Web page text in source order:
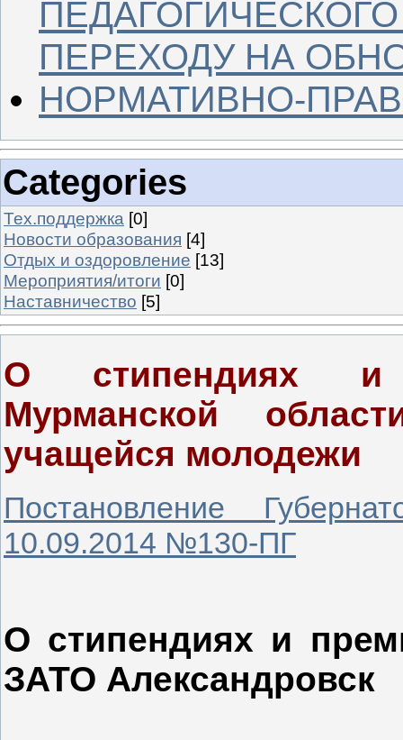
ПЕРЕХОДУ НА
НОРМАТИВНО-
Categories
Тех.поддержка [0]
Новости образования [4]
Отдых и оздоровление [13]
Мероприятия/итоги [0]
Наставничество [5]
О стипендиях и
Мурманской
учащейся молодежи
Постановление
10.09.2014 №130-ПГ
О стипендиях и
ЗАТО Александровск